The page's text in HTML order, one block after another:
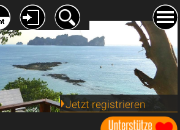
Jetzt registrieren